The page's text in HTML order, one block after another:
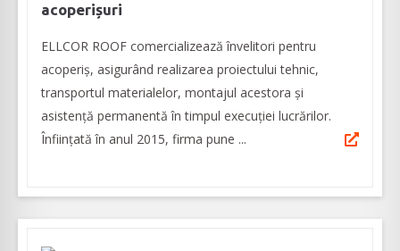
acoperișuri
ELLCOR ROOF comercializează învelitori pentru
acoperiș, asigurând realizarea proiectului tehnic,
transportul materialelor, montajul acestora și
asistență permanentă în timpul execuției lucrărilor.
Înființată în anul 2015, firma pune ...